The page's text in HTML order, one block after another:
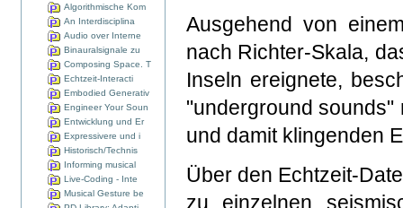
Algorithmische Kom
An Interdisciplina
Audio over Interne
Binauralsignale zu
Composing Space. T
Echtzeit-Interacti
Embodied Generativ
Engineer Your Soun
Entwicklung und Er
Expressivere und i
Historisch/Technis
Informing musical
Live-Coding - Inte
Musical Gesture be
Ausgehend von
nach Richter-Skala,
Inseln ereignete,
"underground
und damit klingenden
Über den Echtzeit-
zu einzelnen